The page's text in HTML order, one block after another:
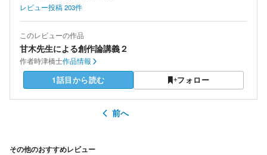
レビュー投稿203件
このレビューの作品
甘木先生による創作論講義２
作者時津橋士作品情報
1話目から読む フォロー
前へ
その他のおすすめレビュー